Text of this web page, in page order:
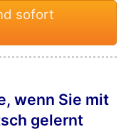
sofort
wenn Sie mit
gelernt